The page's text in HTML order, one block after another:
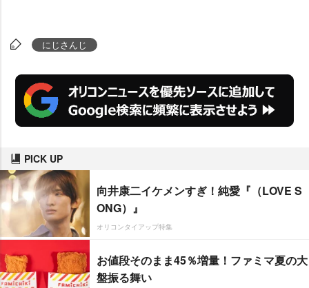
にじさんじ
PICK UP
向井康二イケメンすぎ！純愛『（LOVE S
ONG）』
オリコンタイアップ特集
お値段そのまま45％増量！ファミマ夏の大
盤振る舞い